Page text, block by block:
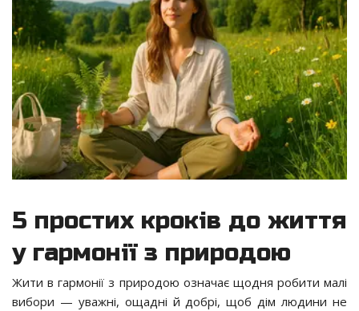
5 простих кроків до життя
у гармонії з природою
Жити в гармонії з природою означає щодня робити малі
вибори — уважні, ощадні й добрі, щоб дім людини не